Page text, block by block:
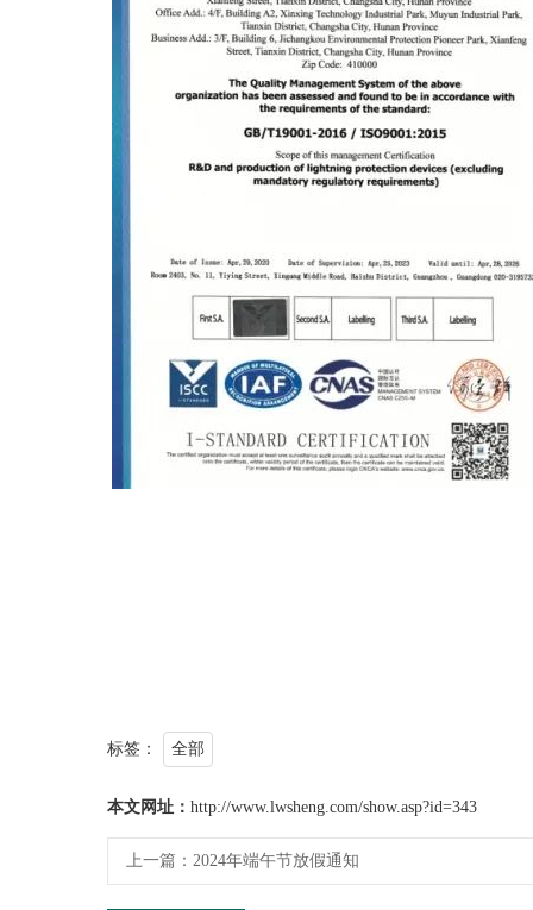
标签： 全部
本文网址： http://www.lwsheng.com/show.asp?id=343
上一篇： 2024年端午节放假通知